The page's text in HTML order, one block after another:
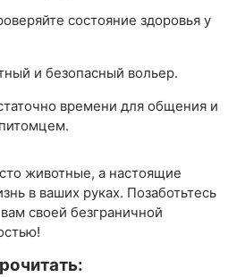
состояние здоровья у
и безопасный вольер.
времени для общения и
животные, а настоящие
в ваших руках. Позаботьтесь
своей безграничной